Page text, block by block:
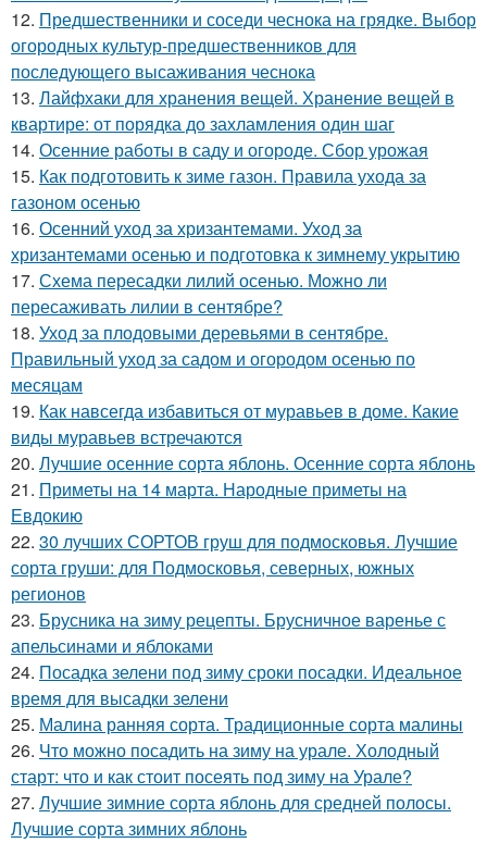
12. Предшественники и соседи чеснока на грядке. Выбор
огородных культур-предшественников для
последующего высаживания чеснока
13. Лайфхаки для хранения вещей. Хранение вещей в
квартире: от порядка до захламления один шаг
14. Осенние работы в саду и огороде. Сбор урожая
15. Как подготовить к зиме газон. Правила ухода за
газоном осенью
16. Осенний уход за хризантемами. Уход за
хризантемами осенью и подготовка к зимнему укрытию
17. Схема пересадки лилий осенью. Можно ли
пересаживать лилии в сентябре?
18. Уход за плодовыми деревьями в сентябре.
Правильный уход за садом и огородом осенью по
месяцам
19. Как навсегда избавиться от муравьев в доме. Какие
виды муравьев встречаются
20. Лучшие осенние сорта яблонь. Осенние сорта яблонь
21. Приметы на 14 марта. Народные приметы на
Евдокию
22. 30 лучших СОРТОВ груш для подмосковья. Лучшие
сорта груши: для Подмосковья, северных, южных
регионов
23. Брусника на зиму рецепты. Брусничное варенье с
апельсинами и яблоками
24. Посадка зелени под зиму сроки посадки. Идеальное
время для высадки зелени
25. Малина ранняя сорта. Традиционные сорта малины
26. Что можно посадить на зиму на урале. Холодный
старт: что и как стоит посеять под зиму на Урале?
27. Лучшие зимние сорта яблонь для средней полосы.
Лучшие сорта зимних яблонь